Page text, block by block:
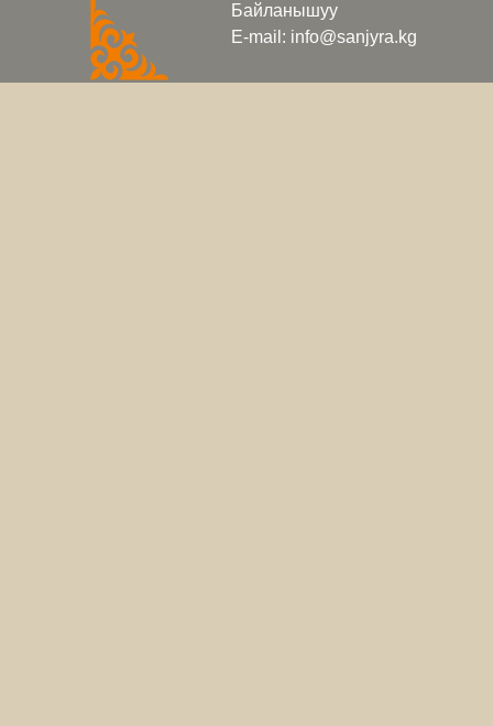
Байланышуу
E-mail: info@sanjyra.kg